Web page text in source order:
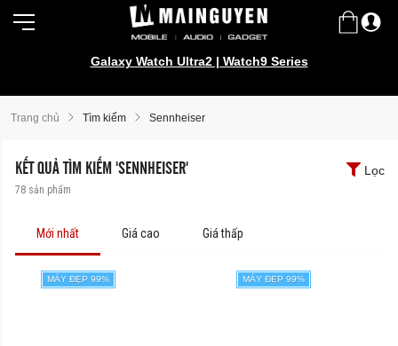
Galaxy Watch Ultra2 | Watch9 Series
Trang chủ Tìm kiếm Sennheiser
KẾT QUẢ TÌM KIẾM 'SENNHEISER'
78 sản phẩm
Lọc
Mới nhất Giá cao Giá thấp
MÁY ĐẸP 99% MÁY ĐẸP 99%